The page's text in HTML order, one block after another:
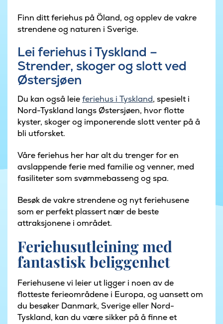
Finn ditt feriehus på Öland, og opplev de vakre
strendene og naturen i Sverige.
Lei feriehus i Tyskland –
Strender, skoger og slott ved
Østersjøen
Du kan også leieferiehus i Tyskland, spesielt i
Nord-Tyskland langs Østersjøen, hvor flotte
kyster, skoger og imponerende slott venter på å
bli utforsket.
Våre feriehus her har alt du trenger for en
avslappende ferie med familie og venner, med
fasiliteter som svømmebasseng og spa.
Besøk de vakre strendene og nyt feriehusene
som er perfekt plassert nær de beste
attraksjonene i området.
Feriehusutleining med
fantastisk beliggenhet
Feriehusene vi leier ut ligger i noen av de
flotteste ferieområdene i Europa, og uansett om
du besøker Danmark, Sverige eller Nord-
Tyskland, kan du være sikker på å finne et